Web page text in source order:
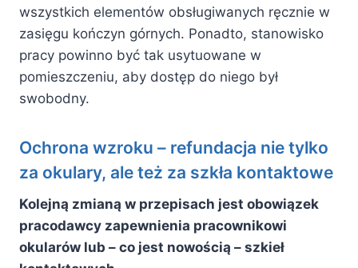
wszystkich elementów obsługiwanych ręcznie w
zasięgu kończyn górnych. Ponadto, stanowisko
pracy powinno być tak usytuowane w
pomieszczeniu, aby dostęp do niego był
swobodny.
Ochrona wzroku – refundacja nie tylko
za okulary, ale też za szkła kontaktowe
Kolejną zmianą w przepisach jest obowiązek
pracodawcy zapewnienia pracownikowi
okularów lub – co jest nowością – szkieł